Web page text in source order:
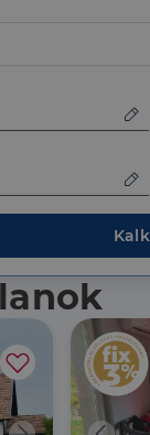
CookieScriptConsent
Név
_ga_F4MKCEZ8P5
_ga
Név
IDE
Google
bcookie
Microsoft
Szolgáltató
_lang dh.hu